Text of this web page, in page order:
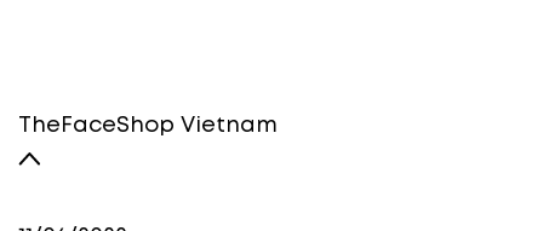
TheFaceShop Vietnam